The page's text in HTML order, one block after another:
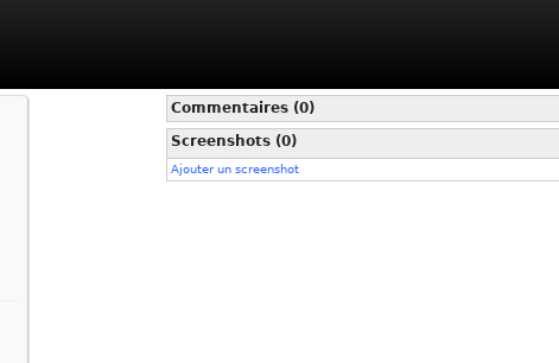
Commentaires (0)
Screenshots (0)
Ajouter un screenshot